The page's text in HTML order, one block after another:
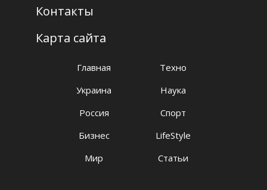
Главная
Украина
Россия
Бизнес
Мир
Техно
Наука
Спорт
LifeStyle
Статьи
Контакты
Карта сайта